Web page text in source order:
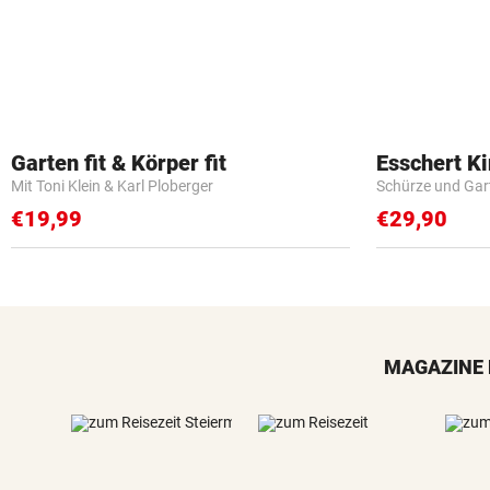
Garten fit & Körper fit
Mit Toni Klein & Karl Ploberger
€19,99
Esschert
Schürze und
€29,90
MAGAZINE